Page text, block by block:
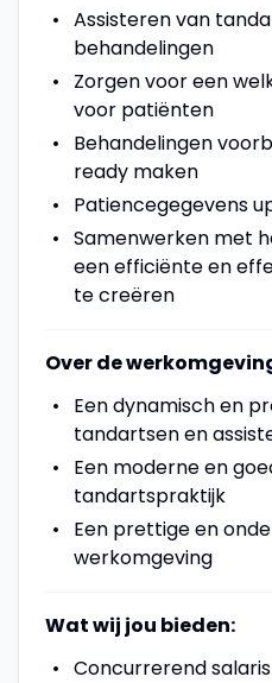
Assisteren van
behandelingen
Zorgen voor een
voor patiënten
Behandelingen
ready maken
Patiencegegevens
Samenwerken met
een efficiënte en
te creëren
Over de
Een dynamisch en
tandartsen en
Een moderne en
tandartspraktijk
Een prettige en
werkomgeving
Wat wij jou bieden:
Concurrerend salaris